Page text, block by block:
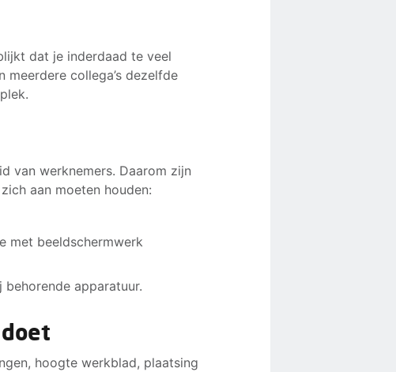
dat je inderdaad te veel
collega’s dezelfde
van werknemers. Daarom zijn
aan moeten houden:
met beeldschermwerk
apparatuur.
hoogte werkblad, plaatsing